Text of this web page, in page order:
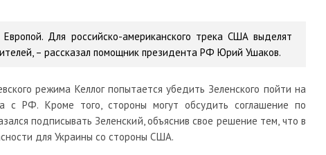
Для российско-американского трека США выделят
– рассказал помощник президента РФ Юрий Ушаков.
режима Келлог попытается убедить Зеленского пойти на
с РФ. Кроме того, стороны могут обсудить соглашение по
подписывать Зеленский, объяснив свое решение тем, что в
для Украины со стороны США.